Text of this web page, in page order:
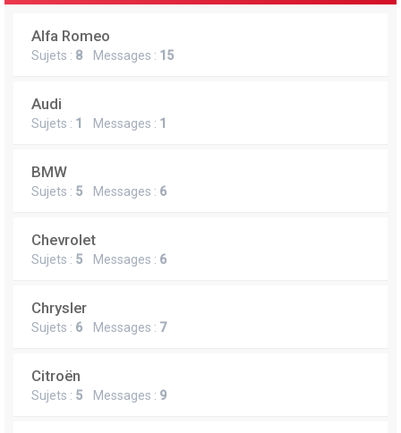
Alfa Romeo
Sujets : 8 Messages : 15
Audi
Sujets : 1 Messages : 1
BMW
Sujets : 5 Messages : 6
Chevrolet
Sujets : 5 Messages : 6
Chrysler
Sujets : 6 Messages : 7
Citroën
Sujets : 5 Messages : 9